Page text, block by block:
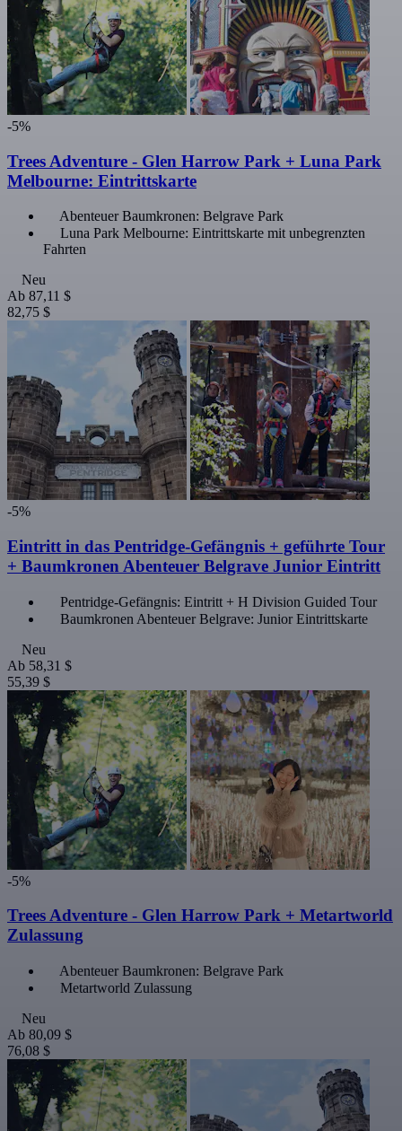
-5%
Trees Adventure - Glen Harrow Park + Luna Park
Melbourne: Eintrittskarte
Abenteuer Baumkronen: Belgrave Park
Luna Park Melbourne: Eintrittskarte mit unbegrenzten
Fahrten
Neu
Ab 87,11 $
82,75 $
-5%
Eintritt in das Pentridge-Gefängnis + geführte Tour
+ Baumkronen Abenteuer Belgrave Junior Eintritt
Pentridge-Gefängnis: Eintritt + H Division Guided Tour
Baumkronen Abenteuer Belgrave: Junior Eintrittskarte
Neu
Ab 58,31 $
55,39 $
-5%
Trees Adventure - Glen Harrow Park + Metartworld
Zulassung
Abenteuer Baumkronen: Belgrave Park
Metartworld Zulassung
Neu
Ab 80,09 $
76,08 $